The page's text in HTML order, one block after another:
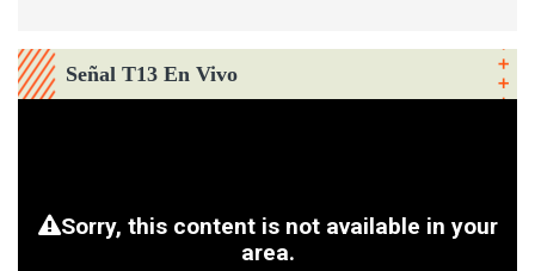
Señal T13 En Vivo